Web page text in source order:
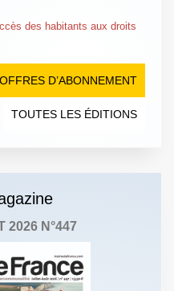
des habitants aux droits
D’ABONNEMENT
TOUTES LES ÉDITIONS
2026 N°447